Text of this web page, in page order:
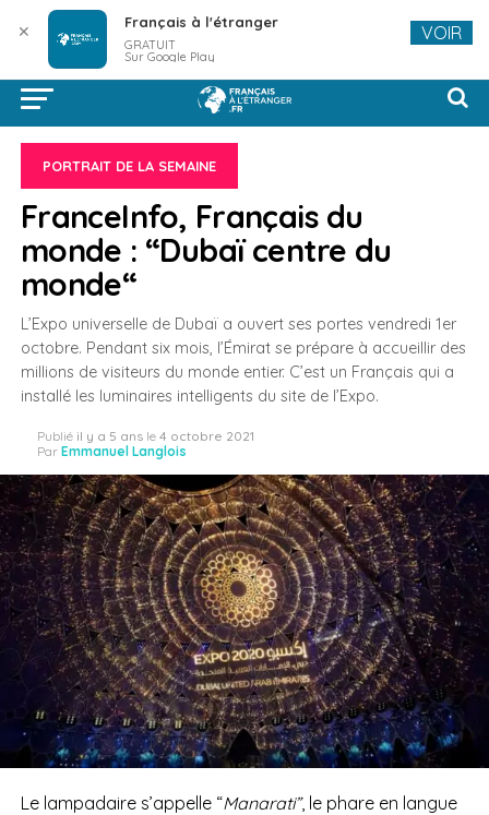
PORTRAIT DE LA SEMAINE
FranceInfo, Français du
monde : “Dubaï centre du
monde“
L’Expo universelle de Dubaï a ouvert ses portes vendredi 1er
octobre. Pendant six mois, l’Émirat se prépare à accueillir des
millions de visiteurs du monde entier. C’est un Français qui a
installé les luminaires intelligents du site de l’Expo.
Publié il y a 5 ans le 4 octobre 2021
Par Emmanuel Langlois
Le lampadaire s’appelle “Manarati”, le phare en langue
✕ Français à l'étranger
GRATUIT
Sur Google Play
VOIR